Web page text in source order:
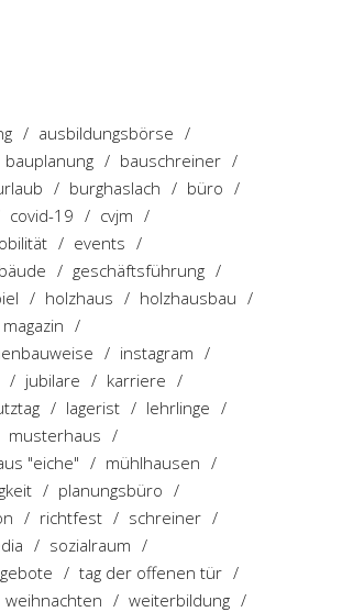
ausbildungsbörse
bauplanung
bauschreiner
burghaslach
büro
covid-19
cvjm
events
geschäftsführung
holzhaus
holzhausbau
instagram
jubilare
karriere
lagerist
lehrlinge
musterhaus
"eiche"
mühlhausen
planungsbüro
richtfest
schreiner
sozialraum
tag der offenen tür
weihnachten
weiterbildung